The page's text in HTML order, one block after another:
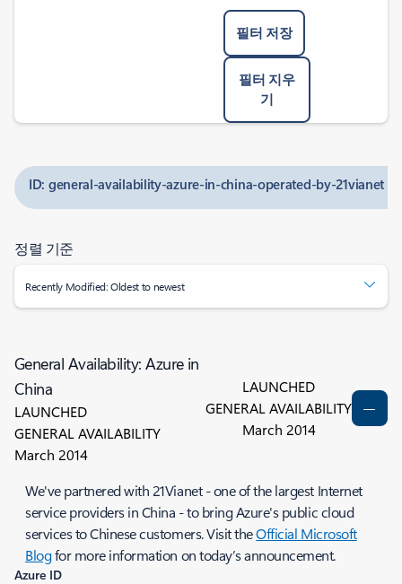
필터 저장
필터 지우
기
ID: general-availability-azure-in-china-operated-by-21vianet
정렬 기준
Recently Modified: Oldest to newest
General Availability: Azure in
China
LAUNCHED
GENERAL AVAILABILITY
March 2014
LAUNCHED
GENERAL AVAILABILITY
March 2014
We've partnered with 21Vianet - one of the largest Internet
service providers in China - to bring Azure's public cloud
services to Chinese customers. Visit theOfficial Microsoft
Blogfor more information on today’s announcement.
Azure ID